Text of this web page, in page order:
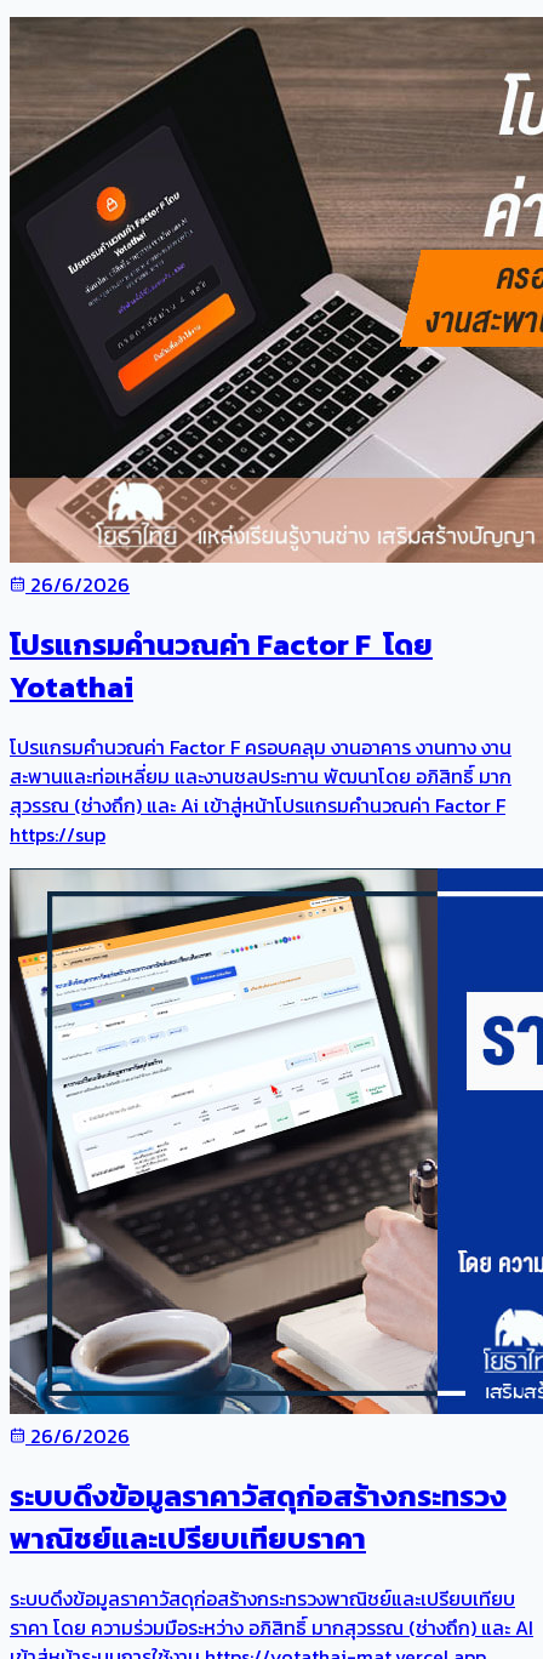
26/6/2026
โปรแกรมคำนวณค่า Factor F โดย
Yotathai
โปรแกรมคำนวณค่า Factor F ครอบคลุม งานอาคาร งานทาง งาน
สะพานและท่อเหลี่ยม และงานชลประทาน พัฒนาโดย อภิสิทธิ์ มาก
สุวรรณ (ช่างถึก) และ Ai เข้าสู่หน้าโปรแกรมคำนวณค่า Factor F
https://sup
26/6/2026
ระบบดึงข้อมูลราคาวัสดุก่อสร้างกระทรวง
พาณิชย์และเปรียบเทียบราคา
ระบบดึงข้อมูลราคาวัสดุก่อสร้างกระทรวงพาณิชย์และเปรียบเทียบ
ราคา โดย ความร่วมมือระหว่าง อภิสิทธิ์ มากสุวรรณ (ช่างถึก) และ AI